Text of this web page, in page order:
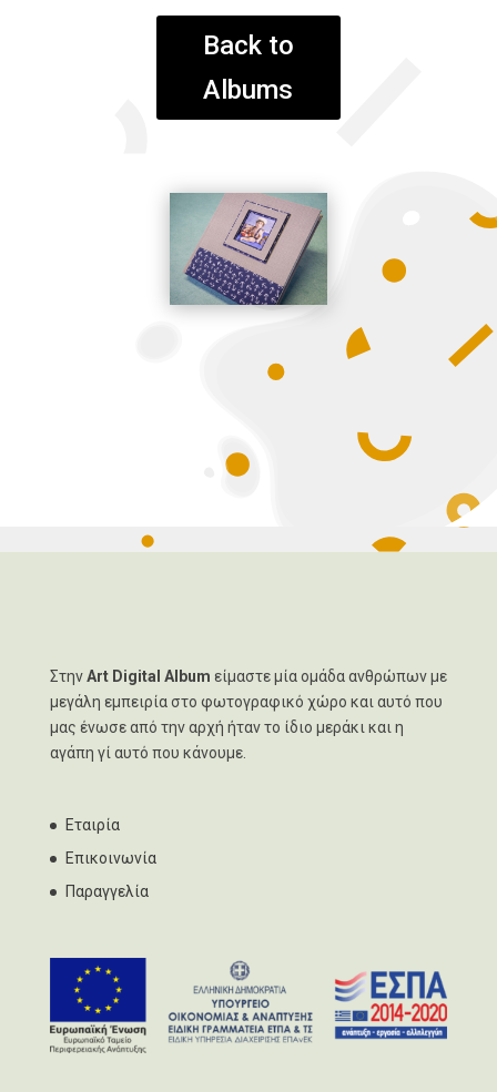
Back to
Albums
ΣτηνArt Digital Album είμαστε μία ομάδα ανθρώπων με
μεγάλη εμπειρία στο φωτογραφικό χώρο και αυτό που
μας ένωσε από την αρχή ήταν το ίδιο μεράκι και η
αγάπη γί αυτό που κάνουμε.
Εταιρία
Επικοινωνία
Παραγγελία